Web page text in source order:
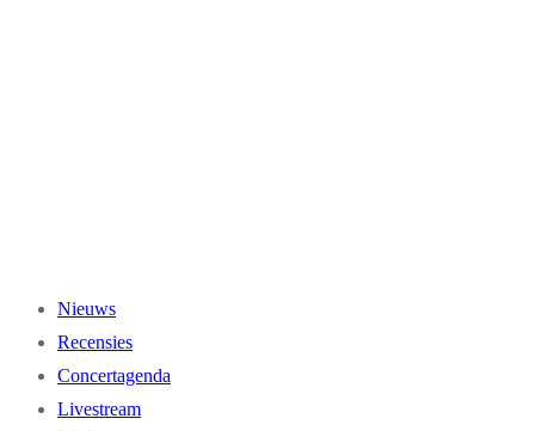
Nieuws
Recensies
Concertagenda
Livestream